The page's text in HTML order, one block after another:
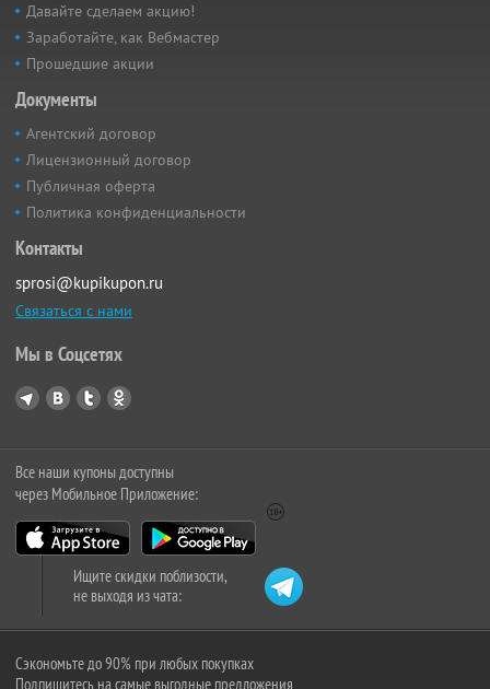
Давайте сделаем акцию!
Заработайте, как Вебмастер
Прошедшие акции
Документы
Агентский договор
Лицензионный договор
Публичная оферта
Политика конфиденциальности
Контакты
sprosi@kupikupon.ru
Связаться с нами
Мы в Соцсетях
Все наши купоны доступны
через Мобильное Приложение:
Ищите скидки поблизости,
не выходя из чата:
Сэкономьте до 90% при любых покупках
Подпишитесь на самые выгодные предложения